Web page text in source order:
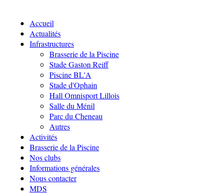
Accueil
Actualités
Infrastructures
Brasserie de la Piscine
Stade Gaston Reiff
Piscine BL'A
Stade d'Ophain
Hall Omnisport Lillois
Salle du Ménil
Parc du Cheneau
Autres
Activités
Brasserie de la Piscine
Nos clubs
Informations générales
Nous contacter
MDS